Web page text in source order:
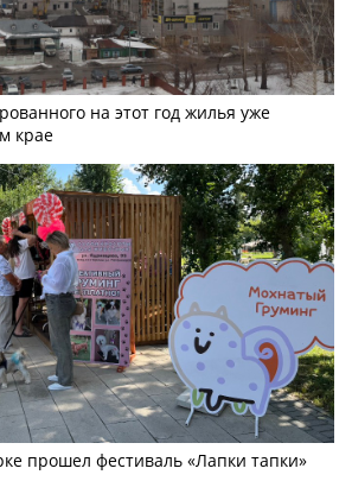
на этот год жилья уже
крае
прошел фестиваль «Лапки тапки»